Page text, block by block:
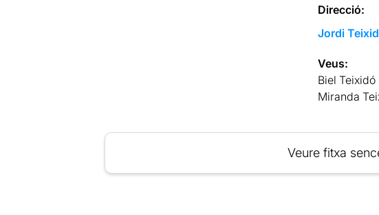
Direcció:
Jordi
Veus:
Biel Teixidó
Miranda
Veure fitxa